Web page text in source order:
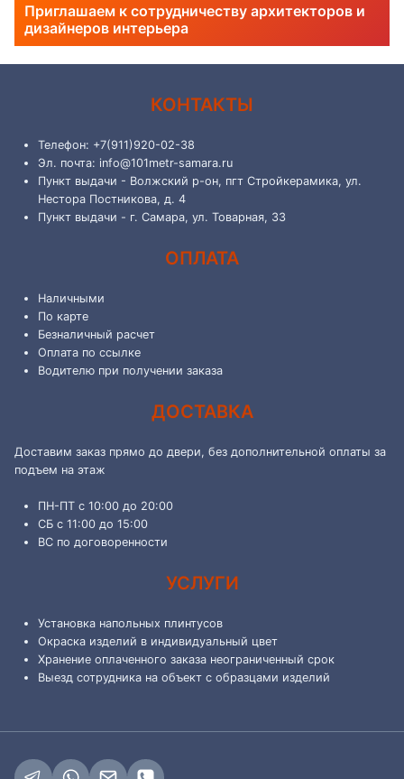
Приглашаем к сотрудничеству архитекторов и
дизайнеров интерьера
КОНТАКТЫ
Телефон: +7(911)920-02-38
Эл. почта: info@101metr-samara.ru
Пункт выдачи - Волжский р-он, пгт Стройкерамика, ул.
Нестора Постникова, д. 4
Пункт выдачи - г. Самара, ул. Товарная, 33
ОПЛАТА
Наличными
По карте
Безналичный расчет
Оплата по ссылке
Водителю при получении заказа
ДОСТАВКА
Доставим заказ прямо до двери, без дополнительной оплаты за
подъем на этаж
ПН-ПТ с 10:00 до 20:00
СБ с 11:00 до 15:00
ВС по договоренности
УСЛУГИ
Установка напольных плинтусов
Окраска изделий в индивидуальный цвет
Хранение оплаченного заказа неограниченный срок
Выезд сотрудника на объект с образцами изделий